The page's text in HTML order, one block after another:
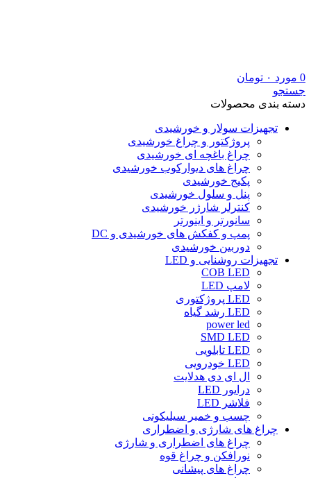
0 مورد ۰ تومان
جستجو
دسته بندی محصولات
تجهیزات سولار و خورشیدی
پروژکتور و چراغ خورشیدی
چراغ باغچه ای خورشیدی
چراغ های دیوارکوب خورشیدی
پکیج خورشیدی
پنل و سلول خورشیدی
کنترلر شارژر خورشیدی
سانورتر و اینورتر
پمپ و کفکش های خورشیدی و DC
دوربین خورشیدی
تجهیزات روشنایی و LED
COB LED
لامپ LED
LED پروژکتوری
LED رشد گیاه
power led
SMD LED
LED تابلویی
LED خودرویی
ال ای دی هدلایت
درایور LED
فلاشر LED
چسب و خمیر سیلیکونی
چراغ های شارژی و اضطراری
چراغ های اضطراری و شارژی
نورافکن و چراغ قوه
چراغ های پیشانی